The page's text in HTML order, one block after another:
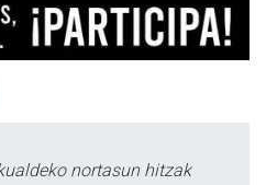
nortasun hitzak